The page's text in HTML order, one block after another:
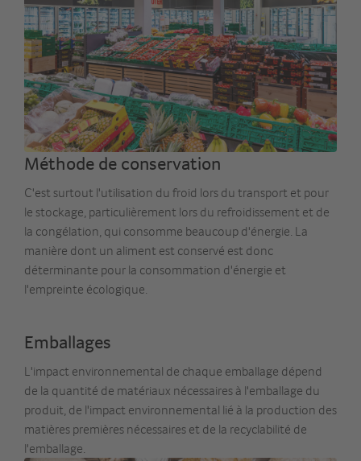
Méthode de conservation
C'est surtout l'utilisation du froid lors du transport et pour
le stockage, particulièrement lors du refroidissement et de
la congélation, qui consomme beaucoup d'énergie. La
manière dont un aliment est conservé est donc
déterminante pour la consommation d'énergie et
l'empreinte écologique.
Emballages
L'impact environnemental de chaque emballage dépend
de la quantité de matériaux nécessaires à l'emballage du
produit, de l'impact environnemental lié à la production des
matières premières nécessaires et de la recyclabilité de
l'emballage.